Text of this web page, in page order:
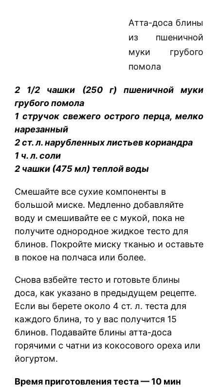
Атта-доса блины
из пшеничной
муки грубого
помола
2 1/2 чашки (250 г) пшеничной муки
грубого помола
1 стручок свежего острого перца, мелко
нарезанный
2 ст. л. нарубленных листьев кориандра
1 ч. л. соли
2 чашки (475 мл) теплой воды
Смешайте все сухие компоненты в
большой миске. Медленно добавляйте
воду и смешивайте ее с мукой, пока не
получите однородное жидкое тесто для
блинов. Покройте миску тканью и оставьте
в покое на полчаса или более.
Снова взбейте тесто и готовьте блины
доса, как указано в предыдущем рецепте.
Если вы берете около 4 ст. л. теста для
каждого блина, то у вас получится 15
блинов. Подавайте блины атта-доса
горячими с чатни из кокосового ореха или
йогуртом.
Время приготовления теста — 10 мин